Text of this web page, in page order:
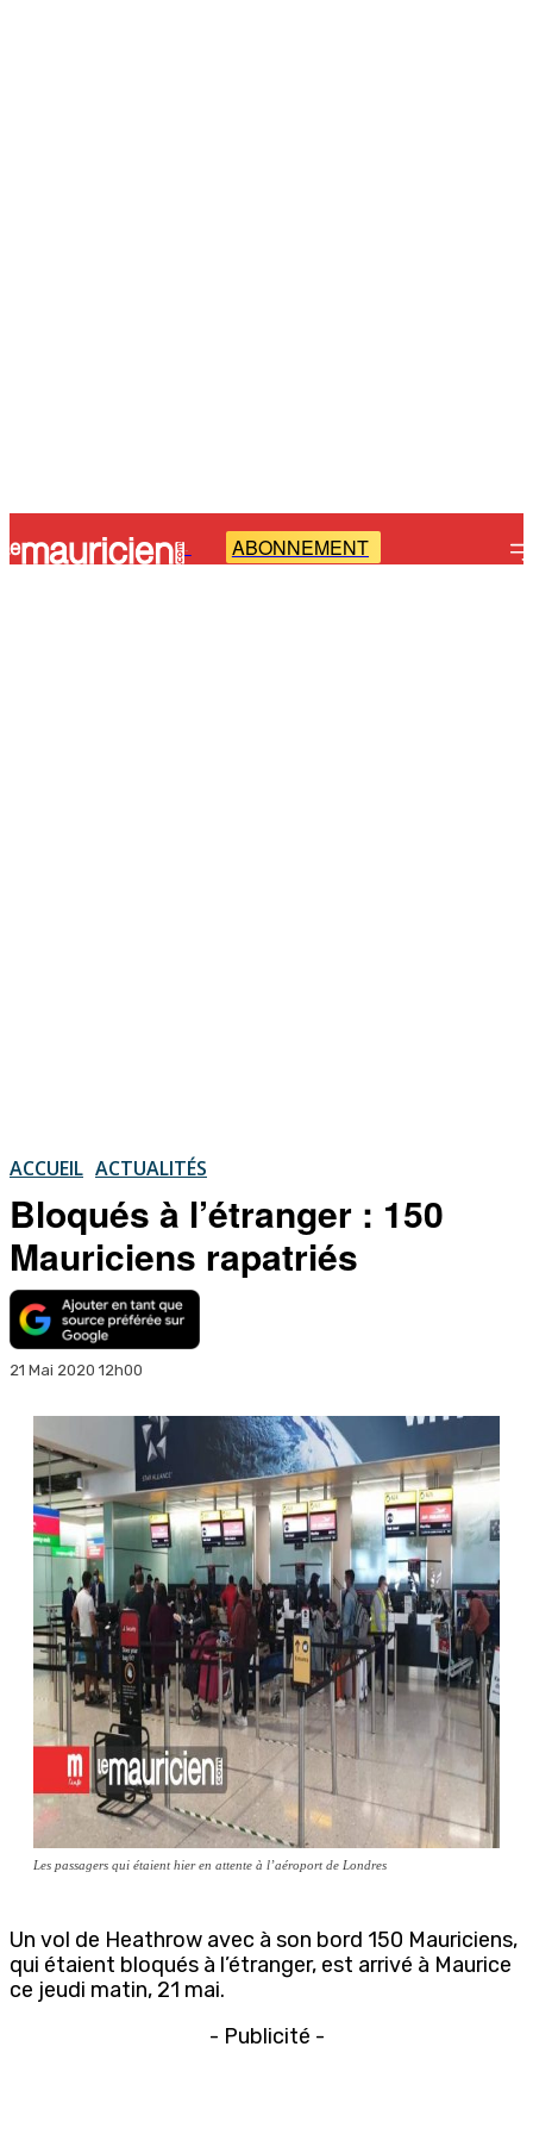
- ABONNEMENT
ACCUEIL ACTUALITÉS
Bloqués à l’étranger : 150
Mauriciens rapatriés
21 Mai 2020 12h00
Les passagers qui étaient hier en attente à l’aéroport de Londres
Un vol de Heathrow avec à son bord 150 Mauriciens,
qui étaient bloqués à l’étranger, est arrivé à Maurice
ce jeudi matin, 21 mai.
- Publicité -